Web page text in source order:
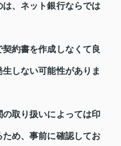
、ネット銀行ならでは
約書を作成しなくて良
しない可能性がありま
取り扱いによっては印
め、事前に確認してお